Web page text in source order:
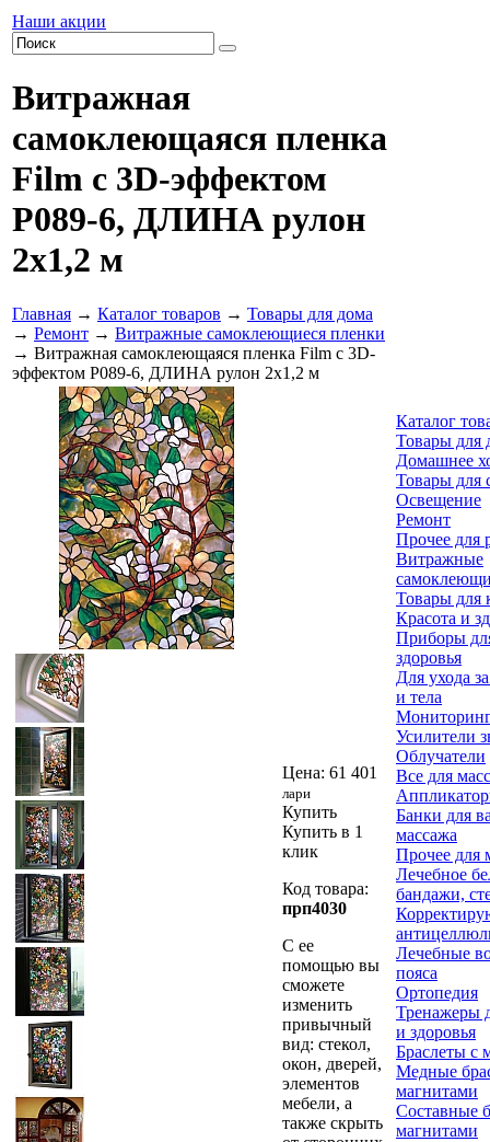
Наши акции
Витражная
самоклеющаяся пленка
Film с 3D-эффектом
P089-6, ДЛИНА рулон
2х1,2 м
Главная → Каталог товаров → Товары для дома
→ Ремонт → Витражные самоклеющиеся пленки
→ Витражная самоклеющаяся пленка Film с 3D-
эффектом P089-6, ДЛИНА рулон 2х1,2 м
Цена: 61 401
лари
Купить
Купить в 1
клик
Код товара:
прп4030
С ее
помощью вы
сможете
изменить
привычный
вид: стекол,
окон, дверей,
элементов
мебели, а
также скрыть
Каталог
Товары для
Домашнее
Товары для
Освещение
Ремонт
Прочее для
Витражные
Товары для
Красота и
Приборы
здоровья
Для ухода
и тела
Усилители
Облучатели
Все для
Банки для
массажа
Прочее для
Лечебное
бандажи,
Лечебные
пояса
Ортопедия
Тренажеры
и здоровья
Браслеты с
Медные
магнитами
Составные
магнитами